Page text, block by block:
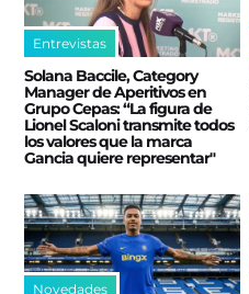
Entrevistas
Solana Baccile, Category
Manager de Aperitivos en
Grupo Cepas: “La figura de
Lionel Scaloni transmite todos
los valores que la marca
Gancia quiere representar"
Novedades